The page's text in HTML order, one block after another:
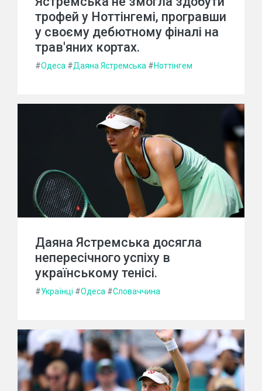
трофей у Ноттінгемі, програвши
у своєму дебютному фіналі на
трав'яних кортах.
#Одеса #Даяна Ястремська #Ноттінгем
Даяна Ястремська досягла
непересічного успіху в
українському тенісі.
#Українці #Одеса #Словаччина